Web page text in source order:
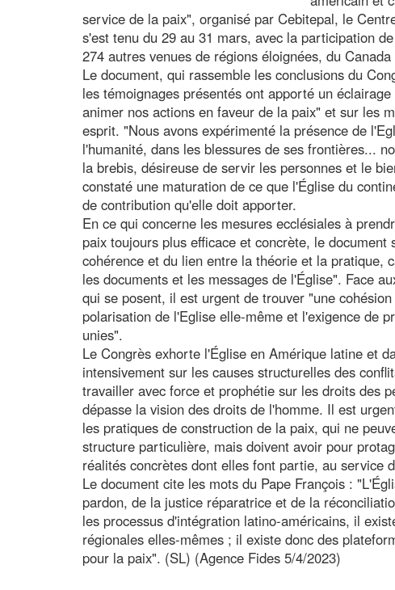
service de la paix", organisé par Cebitepal, le
s'est tenu du 29 au 31 mars, avec la participation
274 autres venues de régions éloignées, du
Le document, qui rassemble les conclusions du
les témoignages présentés ont apporté un
animer nos actions en faveur de la paix" et sur les
esprit. "Nous avons expérimenté la présence de
l'humanité, dans les blessures de ses frontières...
la brebis, désireuse de servir les personnes et le
constaté une maturation de ce que l'Église du
de contribution qu'elle doit apporter.
En ce qui concerne les mesures ecclésiales à
paix toujours plus efficace et concrète, le document
cohérence et du lien entre la théorie et la pratique,
les documents et les messages de l'Église". Face
qui se posent, il est urgent de trouver "une
polarisation de l'Eglise elle-même et l'exigence de
unies".
Le Congrès exhorte l'Église en Amérique latine et
intensivement sur les causes structurelles des
travailler avec force et prophétie sur les droits des
dépasse la vision des droits de l'homme. Il est
les pratiques de construction de la paix, qui ne
structure particulière, mais doivent avoir pour
réalités concrètes dont elles font partie, au service
Le document cite les mots du Pape François :
pardon, de la justice réparatrice et de la
les processus d'intégration latino-américains, il
régionales elles-mêmes ; il existe donc des
pour la paix". (SL) (Agence Fides 5/4/2023)